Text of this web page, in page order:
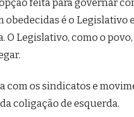
feita para governar
é o Legislativo
Legislativo, como o
com os sindicatos e
coligação de esquerda.